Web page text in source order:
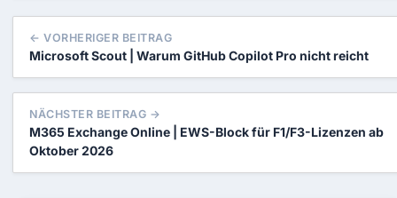
← VORHERIGER BEITRAG
Microsoft Scout | Warum GitHub Copilot Pro nicht reicht
NÄCHSTER BEITRAG →
M365 Exchange Online | EWS-Block für F1/F3-Lizenzen ab
Oktober 2026